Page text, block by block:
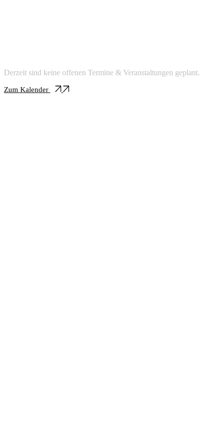
Derzeit sind keine offenen Termine & Veranstaltungen geplant.
Zum Kalender